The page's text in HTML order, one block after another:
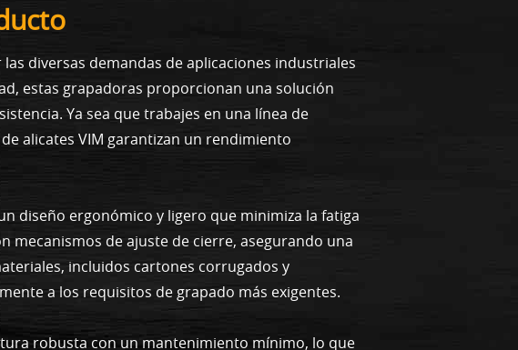
diversas demandas de aplicaciones industriales
estas grapadoras proporcionan una solución
Ya sea que trabajes en una línea de
alicates VIM garantizan un rendimiento
diseño ergonómico y ligero que minimiza la fatiga
mecanismos de ajuste de cierre, asegurando una
incluidos cartones corrugados y
a los requisitos de grapado más exigentes.
robusta con un mantenimiento mínimo, lo que